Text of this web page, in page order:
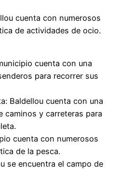
cuenta con numerosos
de actividades de ocio.
cuenta con una
para recorrer sus
Baldellou cuenta con una
caminos y carreteras para
cuenta con numerosos
de la pesca.
se encuentra el campo de